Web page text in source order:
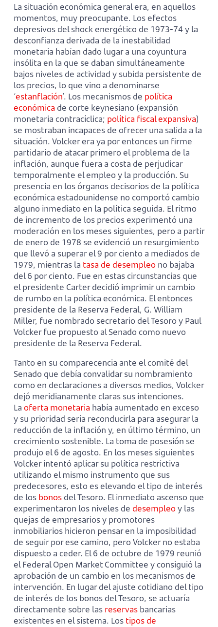
La situación económica general era, en aquellos
momentos, muy preocupante. Los efectos
depresivos del shock energético de 1973-74 y la
desconfianza derivada de la inestabilidad
monetaria habían dado lugar a una coyuntura
insólita en la que se daban simultáneamente
bajos niveles de actividad y subida persistente de
los precios, lo que vino a denominarse
‘estanflación’. Los mecanismos de política
económica de corte keynesiano (expansión
monetaria contracíclica; política fiscal expansiva)
se mostraban incapaces de ofrecer una salida a la
situación. Volcker era ya por entonces un firme
partidario de atacar primero el problema de la
inflación, aunque fuera a costa de perjudicar
temporalmente el empleo y la producción. Su
presencia en los órganos decisorios de la política
económica estadounidense no comportó cambio
alguno inmediato en la política seguida. El ritmo
de incremento de los precios experimentó una
moderación en los meses siguientes, pero a partir
de enero de 1978 se evidenció un resurgimiento
que llevó a superar el 9 por ciento a mediados de
1979, mientras la tasa de desempleo no bajaba
del 6 por ciento. Fue en estas circunstancias que
el presidente Carter decidió imprimir un cambio
de rumbo en la política económica. El entonces
presidente de la Reserva Federal, G. William
Miller, fue nombrado secretario del Tesoro y Paul
Volcker fue propuesto al Senado como nuevo
presidente de la Reserva Federal.
Tanto en su comparecencia ante el comité del
Senado que debía convalidar su nombramiento
como en declaraciones a diversos medios, Volcker
dejó meridianamente claras sus intenciones.
La oferta monetaria había aumentado en exceso
y su prioridad sería reconducirla para asegurar la
reducción de la inflación y, en último término, un
crecimiento sostenible. La toma de posesión se
produjo el 6 de agosto. En los meses siguientes
Volcker intentó aplicar su política restrictiva
utilizando el mismo instrumento que sus
predecesores, esto es elevando el tipo de interés
de los bonos del Tesoro. El inmediato ascenso que
experimentaron los niveles de desempleoy las
quejas de empresarios y promotores
inmobiliarios hicieron pensar en la imposibilidad
de seguir por ese camino, pero Volcker no estaba
dispuesto a ceder. El 6 de octubre de 1979 reunió
el Federal Open Market Committee y consiguió la
aprobación de un cambio en los mecanismos de
intervención. En lugar del ajuste cotidiano del tipo
de interés de los bonos del Tesoro, se actuaría
directamente sobre las reservas bancarias
existentes en el sistema. Los tipos de